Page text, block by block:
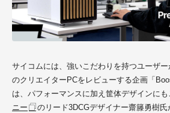
サイコムには、強いこだわりを持つユーザ
のクリエイターPCをレビューする企画「
は、パフォーマンスに加え筐体デザインにも
ニー
のリード3DCGデザイナー齋籐勇樹